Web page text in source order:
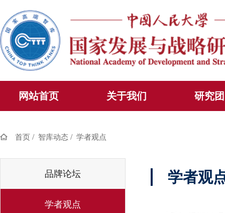
网站首页 关于我们 研究
首页 / 智库动态 / 学者观点
品牌论坛
学者观点
学者观